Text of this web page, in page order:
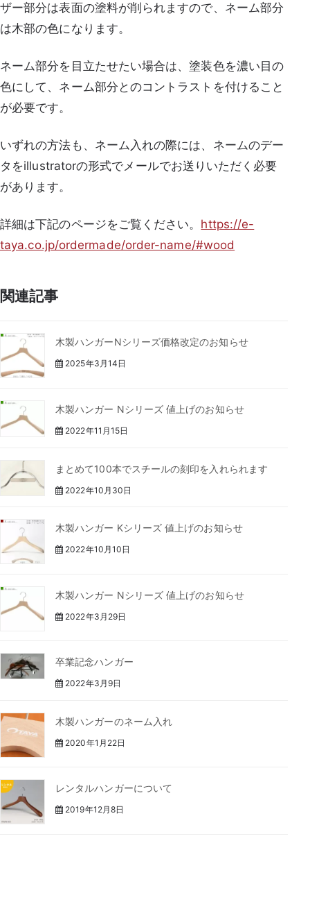
ザー部分は表面の塗料が削られますので、ネーム部分
は木部の色になります。
ネーム部分を目立たせたい場合は、塗装色を濃い目の
色にして、ネーム部分とのコントラストを付けること
が必要です。
いずれの方法も、ネーム入れの際には、ネームのデー
タをillustratorの形式でメールでお送りいただく必要
があります。
詳細は下記のページをご覧ください。 https://e-
taya.co.jp/ordermade/order-name/#wood
関連記事
木製ハンガーNシリーズ価格改定のお知らせ
2025年3月14日
木製ハンガー Nシリーズ 値上げのお知らせ
2022年11月15日
まとめて100本でスチールの刻印を入れられます
2022年10月30日
木製ハンガー Kシリーズ 値上げのお知らせ
2022年10月10日
木製ハンガー Nシリーズ 値上げのお知らせ
2022年3月29日
卒業記念ハンガー
2022年3月9日
木製ハンガーのネーム入れ
2020年1月22日
レンタルハンガーについて
2019年12月8日